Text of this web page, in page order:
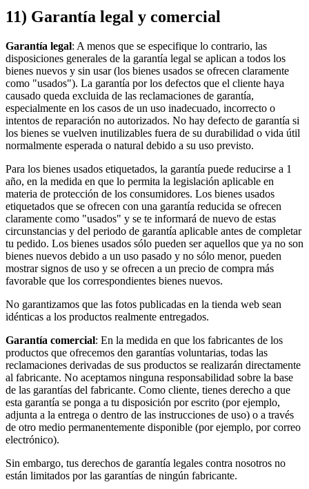
11) Garantía legal y comercial
Garantía legal: A menos que se especifique lo contrario, las
disposiciones generales de la garantía legal se aplican a todos los
bienes nuevos y sin usar (los bienes usados se ofrecen claramente
como "usados"). La garantía por los defectos que el cliente haya
causado queda excluida de las reclamaciones de garantía,
especialmente en los casos de un uso inadecuado, incorrecto o
intentos de reparación no autorizados. No hay defecto de garantía si
los bienes se vuelven inutilizables fuera de su durabilidad o vida útil
normalmente esperada o natural debido a su uso previsto.
Para los bienes usados etiquetados, la garantía puede reducirse a 1
año, en la medida en que lo permita la legislación aplicable en
materia de protección de los consumidores. Los bienes usados
etiquetados que se ofrecen con una garantía reducida se ofrecen
claramente como "usados" y se te informará de nuevo de estas
circunstancias y del periodo de garantía aplicable antes de completar
tu pedido. Los bienes usados sólo pueden ser aquellos que ya no son
bienes nuevos debido a un uso pasado y no sólo menor, pueden
mostrar signos de uso y se ofrecen a un precio de compra más
favorable que los correspondientes bienes nuevos.
No garantizamos que las fotos publicadas en la tienda web sean
idénticas a los productos realmente entregados.
Garantía comercial: En la medida en que los fabricantes de los
productos que ofrecemos den garantías voluntarias, todas las
reclamaciones derivadas de sus productos se realizarán directamente
al fabricante. No aceptamos ninguna responsabilidad sobre la base
de las garantías del fabricante. Como cliente, tienes derecho a que
esta garantía se ponga a tu disposición por escrito (por ejemplo,
adjunta a la entrega o dentro de las instrucciones de uso) o a través
de otro medio permanentemente disponible (por ejemplo, por correo
electrónico).
Sin embargo, tus derechos de garantía legales contra nosotros no
están limitados por las garantías de ningún fabricante.